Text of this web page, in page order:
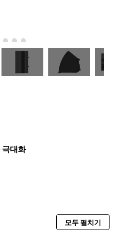
극대화
모두 펼치기